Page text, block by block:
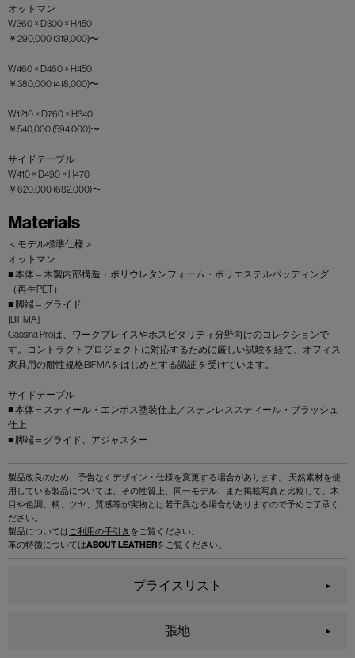
オットマン
W360 × D300 × H450
￥290,000 (319,000)〜
W460 × D460 × H450
￥380,000 (418,000)〜
W1210 × D760 × H340
￥540,000 (594,000)〜
サイドテーブル
W410 × D490 × H470
￥620,000 (682,000)〜
Materials
＜モデル標準仕様＞
オットマン
■ 本体＝木製内部構造・ポリウレタンフォーム・ポリエステルパッディング
（再生PET）
■ 脚端＝グライド
[BIFMA]
Cassina Proは、ワークプレイスやホスピタリティ分野向けのコレクションで
す。コントラクトプロジェクトに対応するために厳しい試験を経て、オフィス
家具用の耐性規格BIFMAをはじめとする認証 を受けています。
サイドテーブル
■ 本体＝スティール・エンボス塗装仕上／ステンレススティール・ブラッシュ
仕上
■ 脚端＝グライド、アジャスター
製品改良のため、予告なくデザイン・仕様を変更する場合があります。 天然素材を使
用している製品については、その性質上、同一モデル、また掲載写真と比較して、木
目や色調、柄、ツヤ、質感等が実物とは若干異なる場合がありますので予めご了承く
ださい。
製品については ご利用の手引き をご覧ください。
革の特徴についてはABOUT LEATHERをご覧ください。
プライスリスト
張地